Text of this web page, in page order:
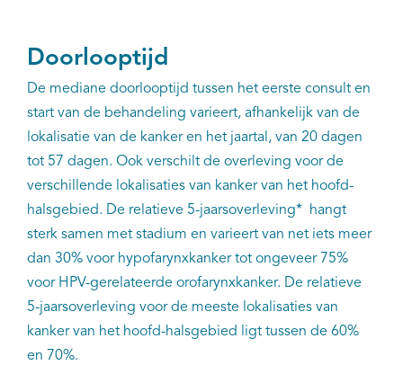
Doorlooptijd
De mediane doorlooptijd tussen het eerste consult en
start van de behandeling varieert, afhankelijk van de
lokalisatie van de kanker en het jaartal, van 20 dagen
tot 57 dagen. Ook verschilt de overleving voor de
verschillende lokalisaties van kanker van het hoofd-
halsgebied. De relatieve 5-jaarsoverleving* hangt
sterk samen met stadium en varieert van net iets meer
dan 30% voor hypofarynxkanker tot ongeveer 75%
voor HPV-gerelateerde orofarynxkanker. De relatieve
5-jaarsoverleving voor de meeste lokalisaties van
kanker van het hoofd-halsgebied ligt tussen de 60%
en 70%.